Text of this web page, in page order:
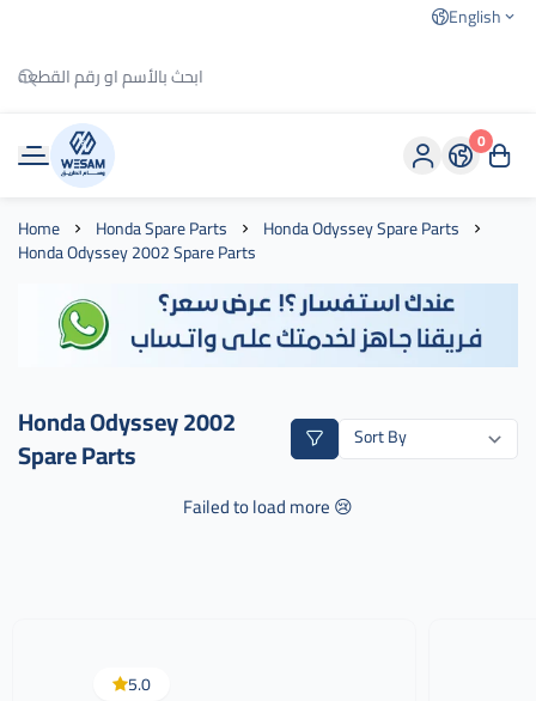
English
وسام الطريق
0
Home Honda Spare Parts Honda Odyssey Spare Parts
Honda Odyssey 2002 Spare Parts
Honda Odyssey 2002
Spare Parts
Failed to load more 😢
5.0